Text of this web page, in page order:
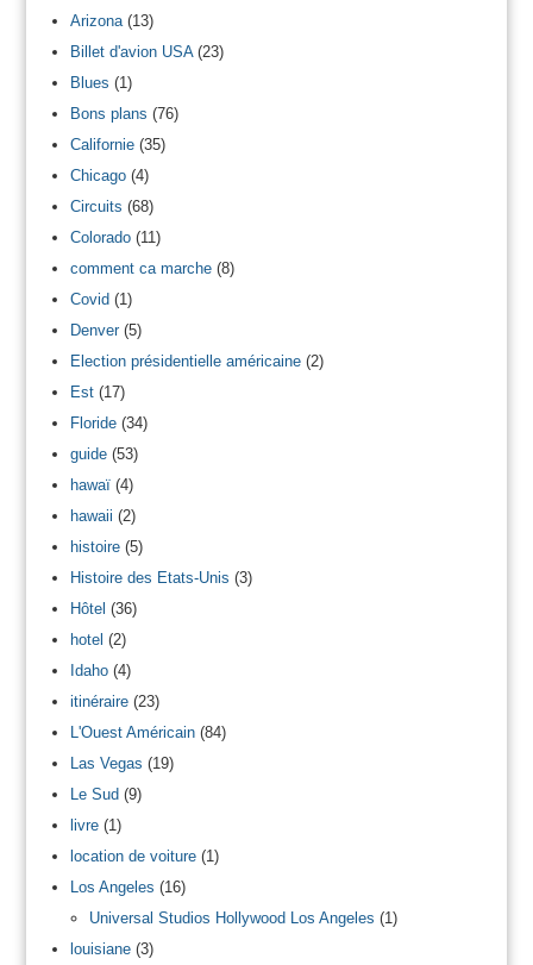
Arizona(13)
Billet d'avion USA(23)
Blues (1)
Bons plans (76)
Californie(35)
Chicago(4)
Circuits (68)
Colorado(11)
comment ca marche(8)
Covid(1)
Denver(5)
Election présidentielle américaine(2)
Est(17)
Floride(34)
guide(53)
hawaï(4)
hawaii (2)
histoire(5)
Histoire des Etats-Unis (3)
Hôtel (36)
hotel (2)
Idaho(4)
itinéraire(23)
L'Ouest Américain(84)
Las Vegas (19)
Le Sud(9)
livre(1)
location de voiture(1)
Los Angeles (16)
Universal Studios Hollywood Los Angeles (1)
louisiane(3)